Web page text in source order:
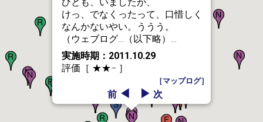
けっ、でなくったって、口惜しく
なんかないやい。ううう。
（ウェブログ…（以下略）…
実施時期：2011.10.29
評価［ ★★− ］
［マップログ］
前 ◀ ▶ 次